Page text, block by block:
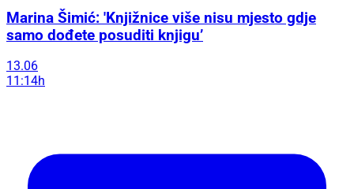
Marina Šimić: 'Knjižnice više nisu mjesto gdje
samo dođete posuditi knjigu’
13.06
11:14h